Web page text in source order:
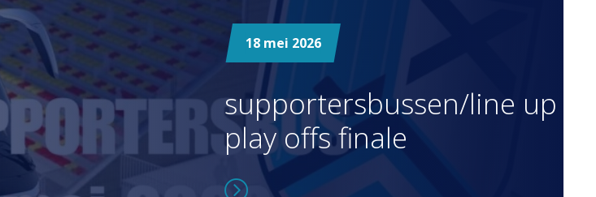
18 mei 2026
supportersbussen/line up
play offs finale